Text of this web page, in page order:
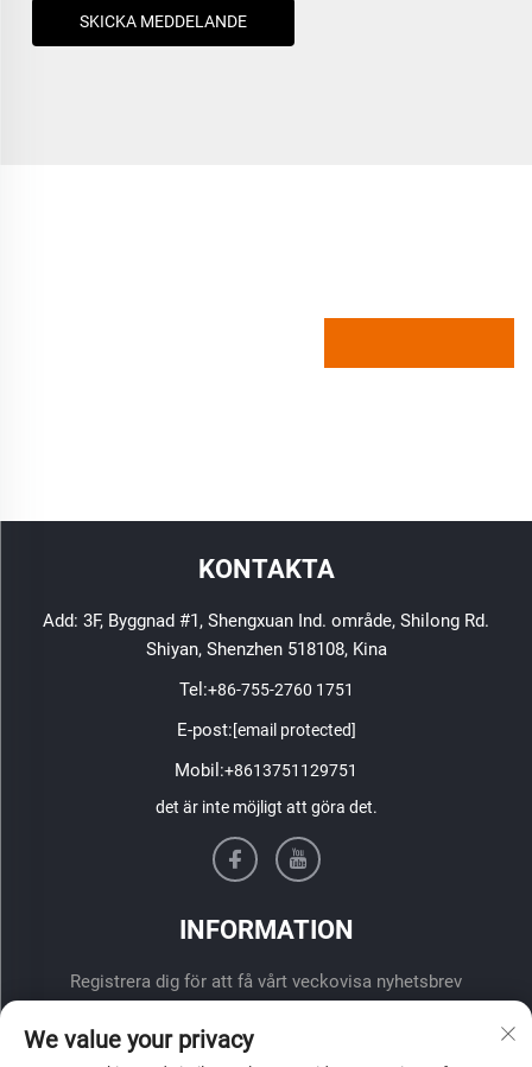
SKICKA MEDDELANDE
KONTAKTA
Add: 3F, Byggnad #1, Shengxuan Ind. område, Shilong Rd.
Shiyan, Shenzhen 518108, Kina
Tel:+86-755-2760 1751
E-post:[email protected]
Mobil:+8613751129751
det är inte möjligt att göra det.
INFORMATION
Registrera dig för att få vårt veckovisa nyhetsbrev
We value your privacy